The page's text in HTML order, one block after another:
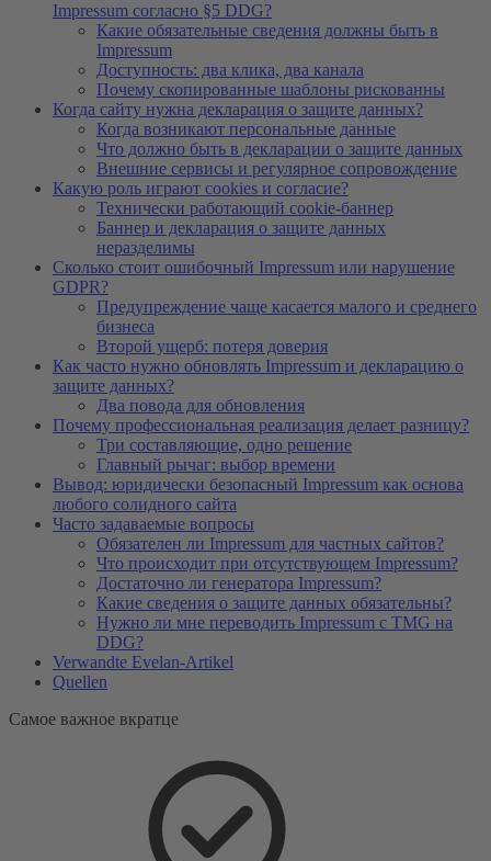
Impressum согласно §5 DDG?
Какие обязательные сведения должны быть в
Impressum
Доступность: два клика, два канала
Почему скопированные шаблоны рискованны
Когда сайту нужна декларация о защите данных?
Когда возникают персональные данные
Что должно быть в декларации о защите данных
Внешние сервисы и регулярное сопровождение
Какую роль играют cookies и согласие?
Технически работающий cookie-баннер
Баннер и декларация о защите данных
неразделимы
Сколько стоит ошибочный Impressum или нарушение
GDPR?
Предупреждение чаще касается малого и среднего
бизнеса
Второй ущерб: потеря доверия
Как часто нужно обновлять Impressum и декларацию о
защите данных?
Два повода для обновления
Почему профессиональная реализация делает разницу?
Три составляющие, одно решение
Главный рычаг: выбор времени
Вывод: юридически безопасный Impressum как основа
любого солидного сайта
Часто задаваемые вопросы
Обязателен ли Impressum для частных сайтов?
Что происходит при отсутствующем Impressum?
Достаточно ли генератора Impressum?
Какие сведения о защите данных обязательны?
Нужно ли мне переводить Impressum с TMG на
DDG?
Verwandte Evelan-Artikel
Quellen
Самое важное вкратце